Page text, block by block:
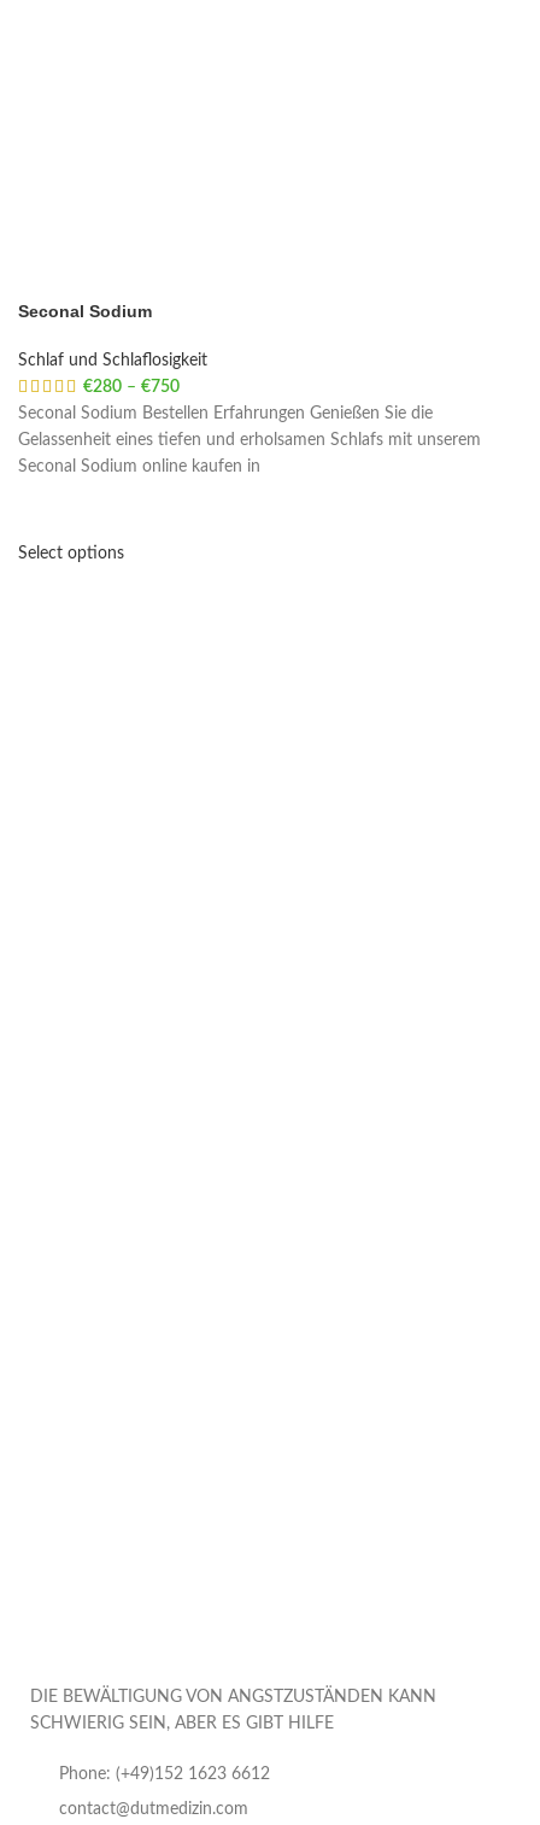
Seconal Sodium
Schlaf und Schlaflosigkeit
€280 – €750
Seconal Sodium Bestellen Erfahrungen Genießen Sie die
Gelassenheit eines tiefen und erholsamen Schlafs mit unserem
Seconal Sodium online kaufen in
Select options
DIE BEWÄLTIGUNG VON ANGSTZUSTÄNDEN KANN
SCHWIERIG SEIN, ABER ES GIBT HILFE
Phone: (+49)152 1623 6612
contact@dutmedizin.com